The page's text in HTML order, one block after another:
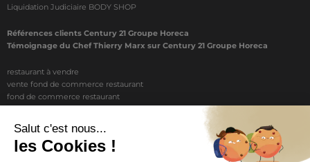
Liquidation Judiciaire BODY SHOP
Références clients Century 21 Groupe Horeca
Témoignage du Chef Thierry Marx sur Century 21 Groupe Horeca
restaurant à vendre
vente fond de commerce restaurant
fond de commerce restaurant
vente de fond de commerce restaurant
acheter restaurant